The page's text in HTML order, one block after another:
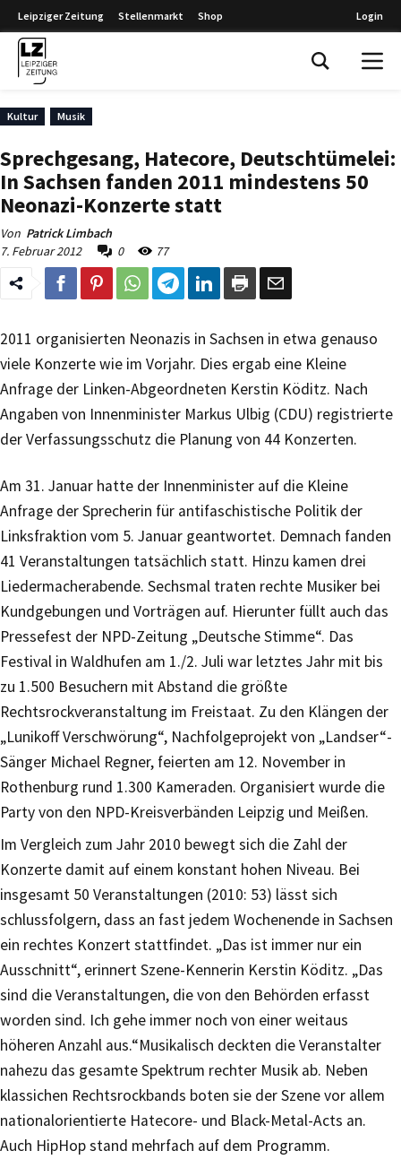
Leipziger Zeitung Stellenmarkt Shop Login
Kultur Musik
Sprechgesang, Hatecore, Deutschtümelei:
In Sachsen fanden 2011 mindestens 50
Neonazi-Konzerte statt
Von Patrick Limbach
7. Februar 2012
0 77
2011 organisierten Neonazis in Sachsen in etwa genauso
viele Konzerte wie im Vorjahr. Dies ergab eine Kleine
Anfrage der Linken-Abgeordneten Kerstin Köditz. Nach
Angaben von Innenminister Markus Ulbig (CDU) registrierte
der Verfassungsschutz die Planung von 44 Konzerten.
Am 31. Januar hatte der Innenminister auf die Kleine
Anfrage der Sprecherin für antifaschistische Politik der
Linksfraktion vom 5. Januar geantwortet. Demnach fanden
41 Veranstaltungen tatsächlich statt. Hinzu kamen drei
Liedermacherabende. Sechsmal traten rechte Musiker bei
Kundgebungen und Vorträgen auf. Hierunter füllt auch das
Pressefest der NPD-Zeitung „Deutsche Stimme“. Das
Festival in Waldhufen am 1./2. Juli war letztes Jahr mit bis
zu 1.500 Besuchern mit Abstand die größte
Rechtsrockveranstaltung im Freistaat. Zu den Klängen der
„Lunikoff Verschwörung“, Nachfolgeprojekt von „Landser“-
Sänger Michael Regner, feierten am 12. November in
Rothenburg rund 1.300 Kameraden. Organisiert wurde die
Party von den NPD-Kreisverbänden Leipzig und Meißen.
Im Vergleich zum Jahr 2010 bewegt sich die Zahl der
Konzerte damit auf einem konstant hohen Niveau. Bei
insgesamt 50 Veranstaltungen (2010: 53) lässt sich
schlussfolgern, dass an fast jedem Wochenende in Sachsen
ein rechtes Konzert stattfindet. „Das ist immer nur ein
Ausschnitt“, erinnert Szene-Kennerin Kerstin Köditz. „Das
sind die Veranstaltungen, die von den Behörden erfasst
worden sind. Ich gehe immer noch von einer weitaus
höheren Anzahl aus.“Musikalisch deckten die Veranstalter
nahezu das gesamte Spektrum rechter Musik ab. Neben
klassichen Rechtsrockbands boten sie der Szene vor allem
nationalorientierte Hatecore- und Black-Metal-Acts an.
Auch HipHop stand mehrfach auf dem Programm.